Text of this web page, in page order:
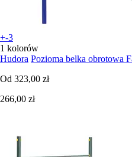
+-3
1 kolorów
Hudora Pozioma belka obrotowa
Od 323,00 zł
266,00 zł